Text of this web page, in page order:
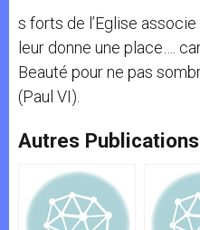
s forts de l’Eglise
leur donne une place….
Beauté pour ne pas
(Paul VI).
Autres